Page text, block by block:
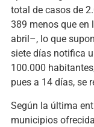
total de casos de
389 menos que en
abril–, lo que
siete días notifica
100.000
pues a 14 días, se
Según la última
municipios